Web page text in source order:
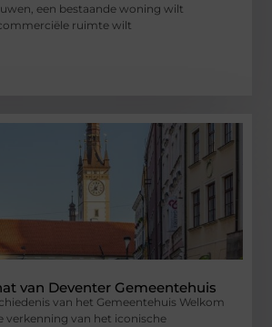
een bestaande woning wilt
ruimte wilt
van Deventer Gemeentehuis
van het Gemeentehuis Welkom
verkenning van het iconische